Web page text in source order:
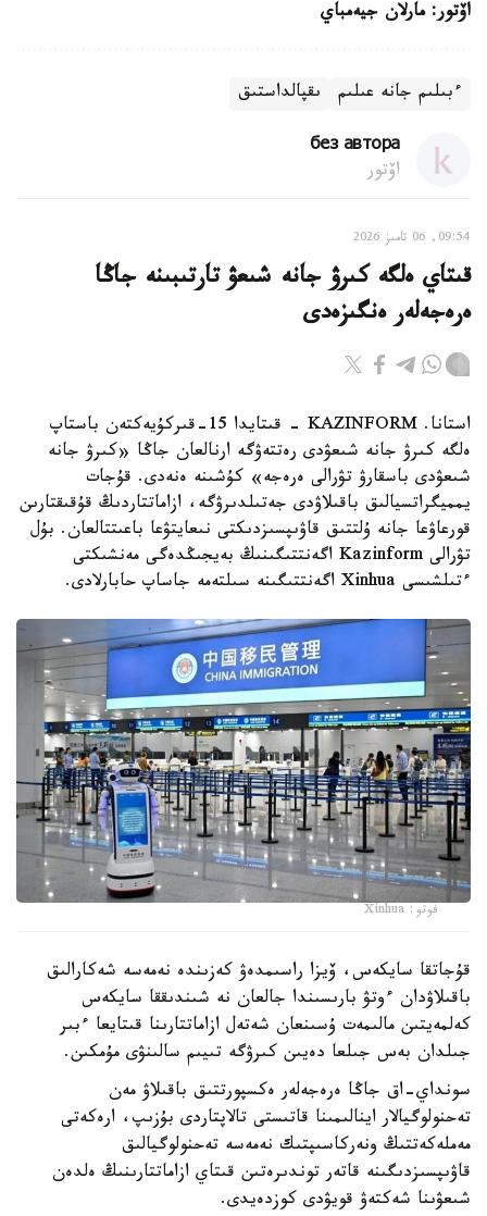
اۆتور: مارلان جيەمباي
ءبىلىم جانە عىلىم ىقپالداستىق
без автора
اۆتور
09:54, 06 تامىز 2026
قىتاي ەلگە كىرۋ جانە شىعۋ تارتىبىنە جاڭا
ەرەجەلەر ەنگىزەدى
استانا. KAZINFORM - قىتايدا 15-قىركۇيەكتەن باستاپ
ەلگە كىرۋ جانە شىعۋدى رەتتەۋگە ارنالعان جاڭا «كىرۋ جانە
شىعۋدى باسقارۋ تۋرالى ەرەجە» كۇشىنە ەنەدى. قۇجات
يمميگراتسيالىق باقىلاۋدى جەتىلدىرۋگە، ازاماتتاردىڭ قۇقىقتارىن
قورعاۋعا جانە ۇلتتىق قاۋىپسىزدىكتى نىعايتۋعا باعىتتالعان. بۇل
تۋرالى Kazinform اگەنتتىگىنىڭ بەيجىڭدەگى مەنشىكتى
ءتىلشىسى Xinhua اگەنتتىگىنە سىلتەمە جاساپ حابارلادى.
فوتو: Xinhua
قۇجاتقا سايكەس، ۆيزا راسىمدەۋ كەزىندە نەمەسە شەكارالىق
باقىلاۋدان ءوتۋ بارىسىندا جالعان نە شىندىققا سايكەس
كەلمەيتىن مالىمەت ۇسىنعان شەتەل ازاماتتارىنا قىتايعا ءبىر
جىلدان بەس جىلعا دەيىن كىرۋگە تىيىم سالىنۋى مۇمكىن.
سونداي-اق جاڭا ەرەجەلەر ەكسپورتتىق باقىلاۋ مەن
تەحنولوگيالار اينالىمىنا قاتىستى تالاپتاردى بۇزىپ، ارەكەتى
مەملەكەتتىڭ ونەركاسىپتىك نەمەسە تەحنولوگيالىق
قاۋىپسىزدىگىنە قاتەر توندىرەتىن قىتاي ازاماتتارىنىڭ ەلدەن
شىعۋىنا شەكتەۋ قويۋدى كوزدەيدى.